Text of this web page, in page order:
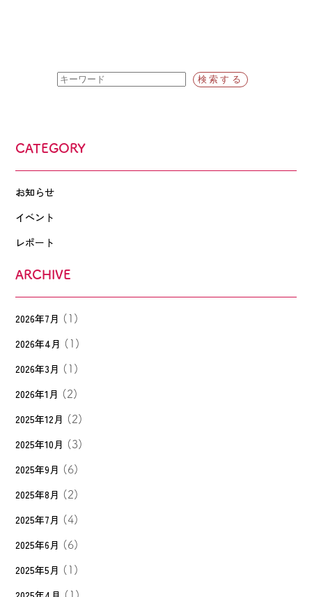
CATEGORY
お知らせ
イベント
レポート
ARCHIVE
2026年7月 (1)
2026年4月 (1)
2026年3月 (1)
2026年1月 (2)
2025年12月 (2)
2025年10月 (3)
2025年9月 (6)
2025年8月 (2)
2025年7月 (4)
2025年6月 (6)
2025年5月 (1)